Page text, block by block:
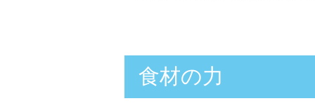
食材の力